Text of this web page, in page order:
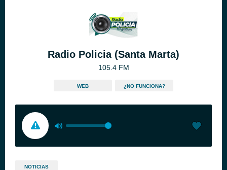
Radio Policia (Santa Marta)
105.4 FM
WEB ¿NO FUNCIONA?
NOTICIAS